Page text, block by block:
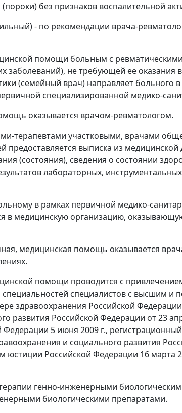
без признаков воспалительной
- по рекомендации врача-
помощи больным с
заболеваний), не требующей ее оказания
(семейный врач) направляет больного
специализированной медико-
оказывается врачом-ревматологом.
терапевтами участковыми, врачами
выписка из медицинской
(состояния), сведения о состоянии
лабораторных,
в рамках первичной медико-
в медицинскую организацию,
медицинская помощь оказывается
помощи проводится с
специалистов с высшим и
здравоохранения Российской
развития Российской Федерации от 23
5 июня 2009 г.,
и социального развития
юстиции Российской Федерации 16 марта
генно-инженерными
биологическими препаратами.